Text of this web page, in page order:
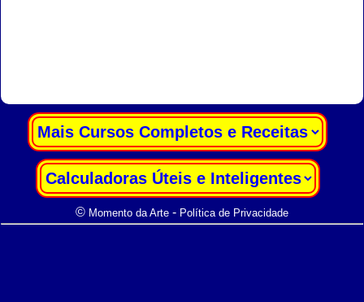
© Momento da Arte- Política de Privacidade